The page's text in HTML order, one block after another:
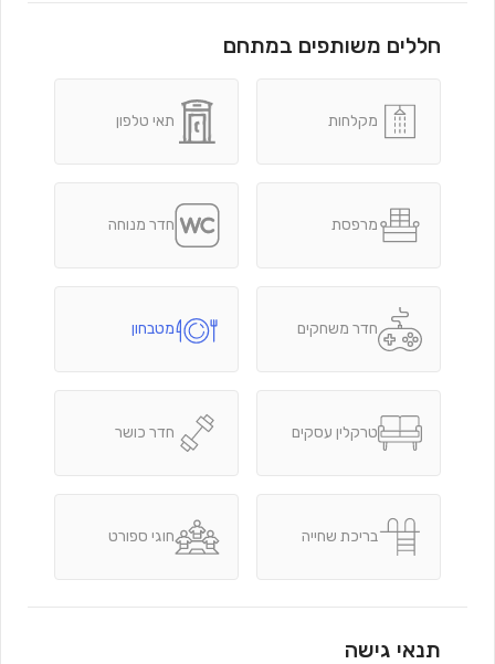
חללים משותפים במתחם
מקלחות תאי טלפון
מרפסת חדר מנוחה
חדר משחקים מטבחון
טרקלין עסקים חדר כושר
בריכת שחייה חוגי ספורט
תנאי גישה